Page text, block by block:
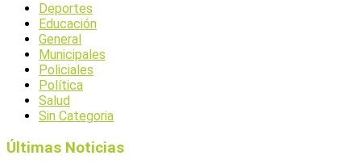
Deportes
Educación
General
Municipales
Policiales
Política
Salud
Sin Categoria
Últimas Noticias